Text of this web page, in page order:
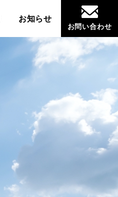
お知らせ
お問い合わせ